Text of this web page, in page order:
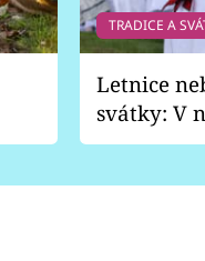
TRADICE A
Letnice
svátky: V
pondělí